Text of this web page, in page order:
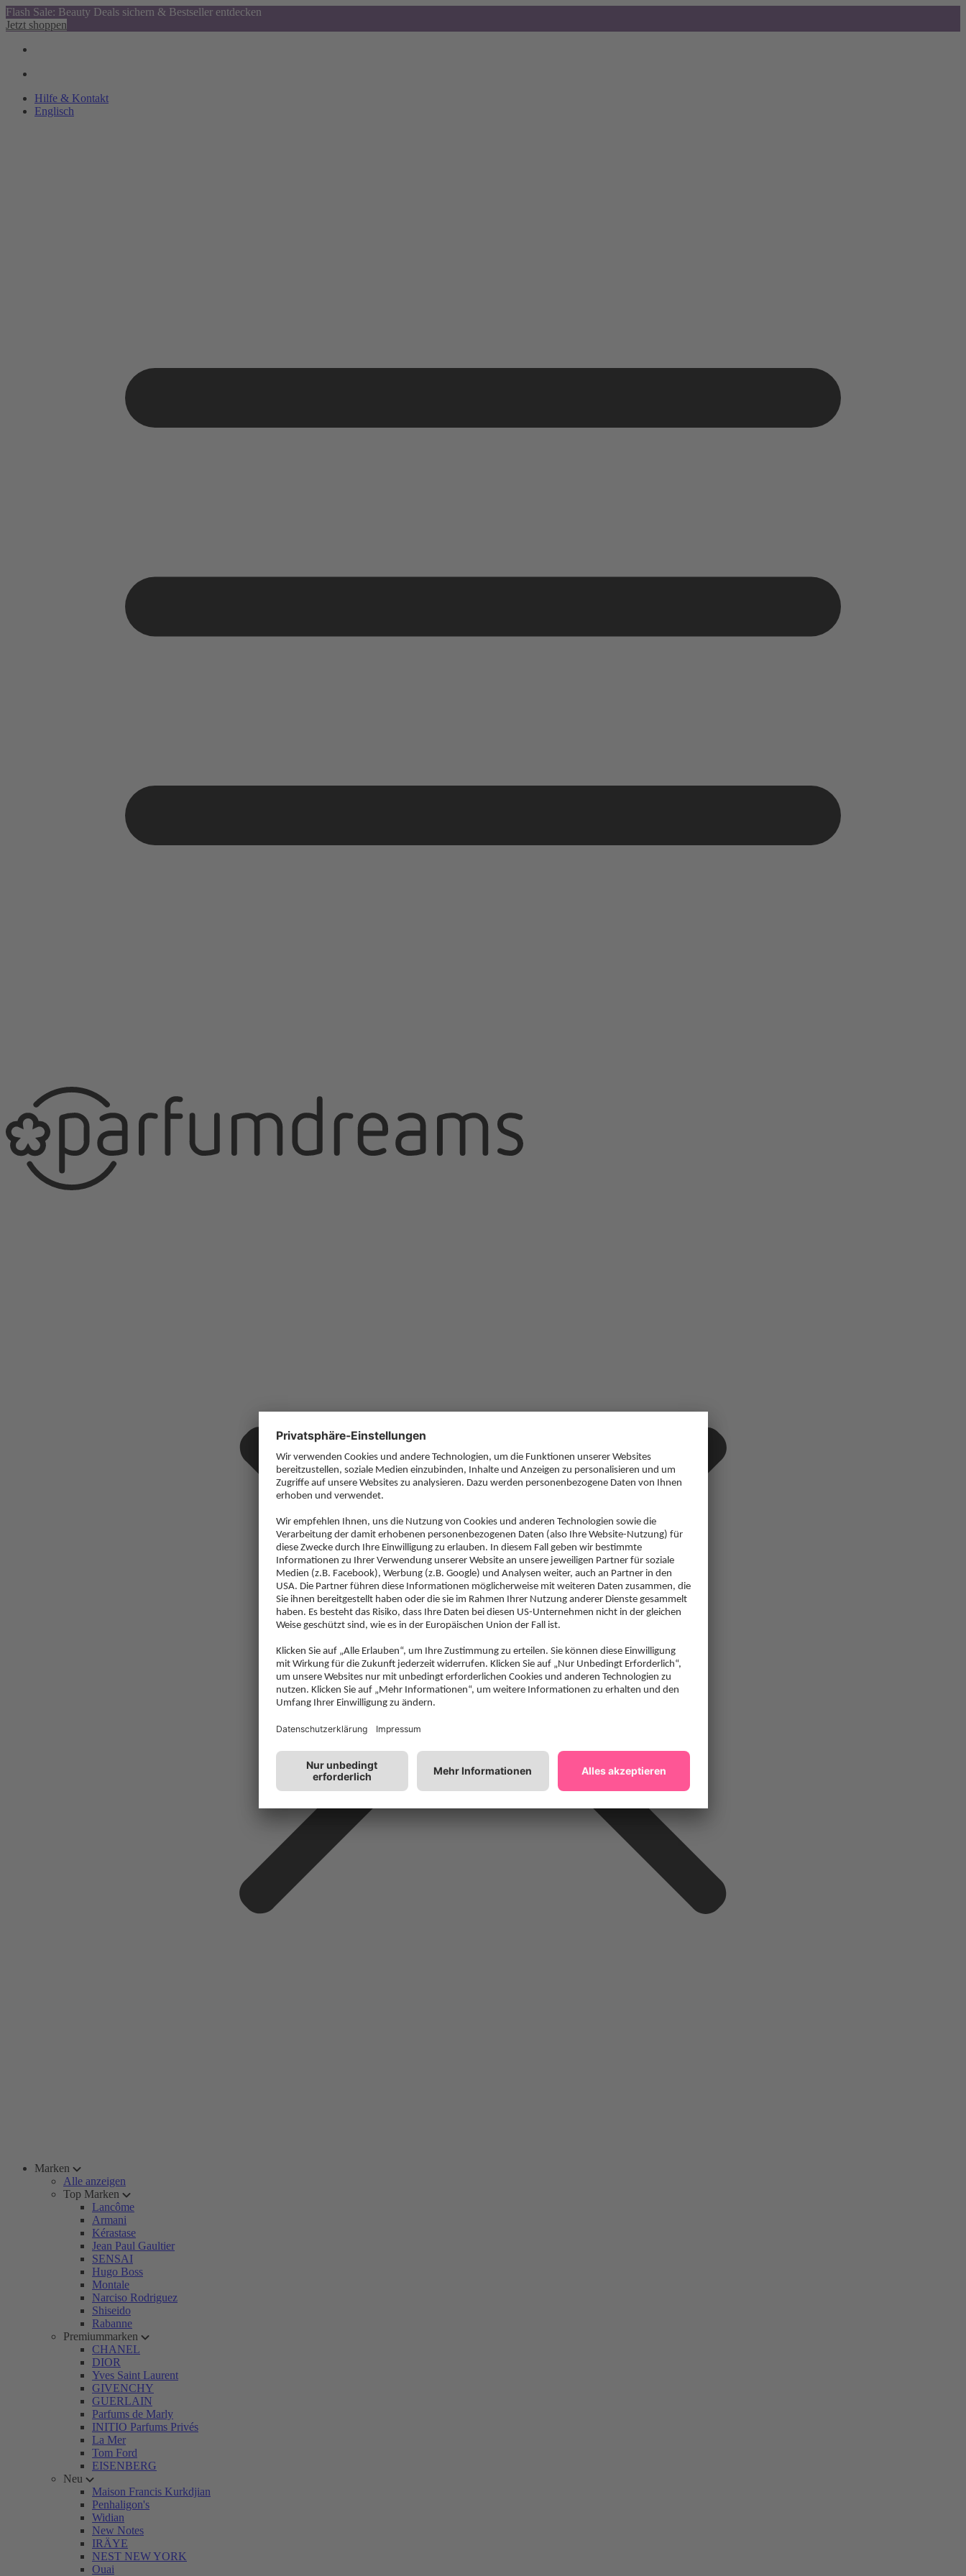
Flash Sale: Beauty Deals sichern & Bestseller entdecken
Jetzt shoppen
Hilfe & Kontakt
Englisch
Marken
Alle anzeigen
Top Marken
Lancôme
Armani
Kérastase
Jean Paul Gaultier
SENSAI
Hugo Boss
Montale
Narciso Rodriguez
Shiseido
Rabanne
Premiummarken
CHANEL
DIOR
Yves Saint Laurent
GIVENCHY
GUERLAIN
Parfums de Marly
INITIO Parfums Privés
La Mer
Tom Ford
EISENBERG
Neu
Maison Francis Kurkdjian
Penhaligon's
Widian
New Notes
IRÄYE
NEST NEW YORK
Ouai